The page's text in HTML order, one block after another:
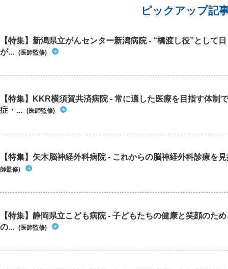
ピックアップ記
【特集】新潟県立がんセンター新潟病院 - “橋渡し役”として
が... (医師監修)
【特集】KKR横須賀共済病院 - 常に適した医療を目指す体制
症・... (医師監修)
【特集】矢木脳神経外科病院 - これからの脳神経外科診療を
師監修)
【特集】静岡県立こども病院 - 子どもたちの健康と笑顔のた
の... (医師監修)